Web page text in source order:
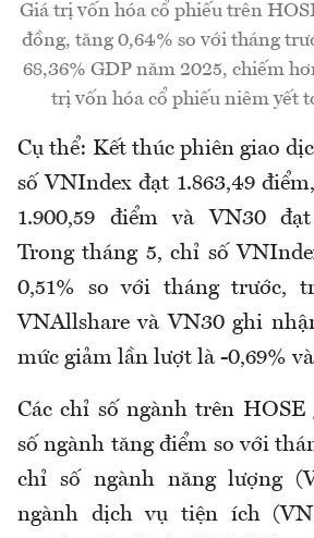
Giá trị vốn hóa cổ phiếu trên
đồng, tăng 0,64% so với tháng
68,36% GDP năm 2025, chiếm
trị vốn hóa cổ phiếu niêm yết
Cụ thể: Kết thúc phiên giao
số VNIndex đạt 1.863,49
1.900,59 điểm và VN30 đạt
Trong tháng 5, chỉ số
0,51% so với tháng trước,
VNAllshare và VN30 ghi
mức giảm lần lượt là -0,69%
Các chỉ số ngành trên
số ngành tăng điểm so với
chỉ số ngành năng lượng
ngành dịch vụ tiện ích